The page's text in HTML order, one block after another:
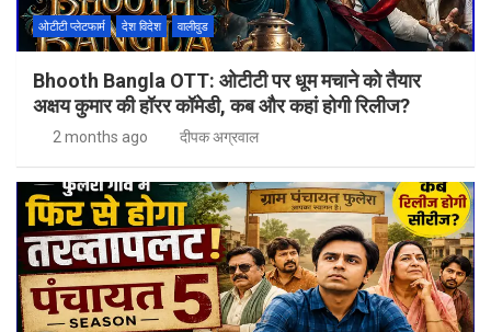
ओटीटी प्लेटफार्म देश विदेश वालीवुड
Bhooth Bangla OTT: ओटीटी पर धूम मचाने को तैयार
अक्षय कुमार की हॉरर कॉमेडी, कब और कहां होगी रिलीज?
2 months ago दीपक अग्रवाल